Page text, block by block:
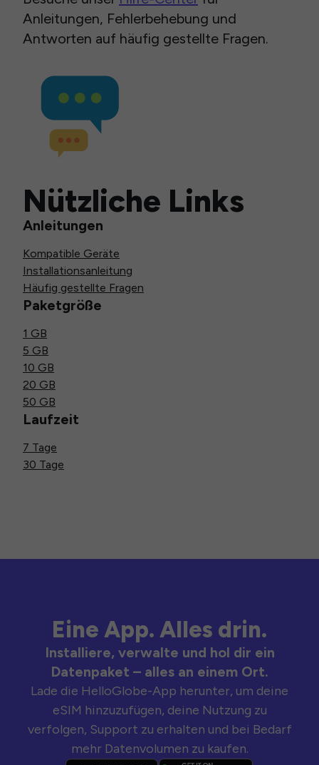
Anleitungen, Fehlerbehebung und
Antworten auf häufig gestellte Fragen.
Nützliche Links
Anleitungen
Kompatible Geräte
Installationsanleitung
Häufig gestellte Fragen
Paketgröße
1 GB
5 GB
10 GB
20 GB
50 GB
Laufzeit
7 Tage
30 Tage
Eine App. Alles drin.
Installiere, verwalte und hol dir ein
Datenpaket – alles an einem Ort.
Lade die HelloGlobe-App herunter, um deine
eSIM hinzuzufügen, deine Nutzung zu
verfolgen, Support zu erhalten und bei Bedarf
mehr Datenvolumen zu kaufen.